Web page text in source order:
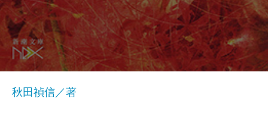
秋田禎信／著